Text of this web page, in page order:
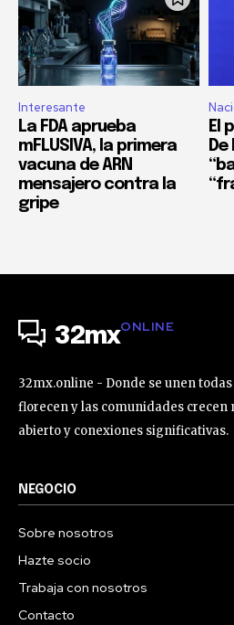
Interesante
La FDA aprueba
mFLUSIVA, la primera
vacuna de ARN
mensajero contra la
gripe
El
32mxONLINE
32mx.online - Donde se unen
florecen y las comunidades
abierto y conexiones significativas.
NEGOCIO
Sobre nosotros
Hazte socio
Trabaja con nosotros
Contacto